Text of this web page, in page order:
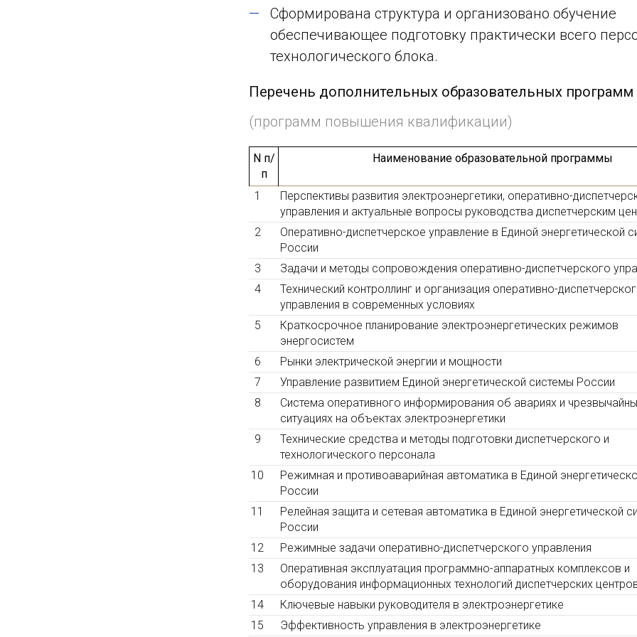
Сформирована структура и организовано обучение
обеспечивающее подготовку практически всего
технологического блока.
Перечень дополнительных образовательных программ
(программ повышения квалификации)
N п/
п
Наименование образовательной программы
1
Перспективы развития электроэнергетики, оперативно-
управления и актуальные вопросы руководства диспетчерским
2
Оперативно-диспетчерское управление в Единой энергетической
России
3
Задачи и методы сопровождения оперативно-диспетчерского
4
Технический контроллинг и организация оперативно-
управления в современных условиях
5
Краткосрочное планирование электроэнергетических режимов
энергосистем
6
Рынки электрической энергии и мощности
7
Управление развитием Единой энергетической системы России
8
Система оперативного информирования об авариях и
ситуациях на объектах электроэнергетики
9
Технические средства и методы подготовки диспетчерского и
технологического персонала
10
Режимная и противоаварийная автоматика в Единой
России
11
Релейная защита и сетевая автоматика в Единой энергетической
России
12
Режимные задачи оперативно-диспетчерского управления
13
Оперативная эксплуатация программно-аппаратных комплексов и
оборудования информационных технологий диспетчерских
14
Ключевые навыки руководителя в электроэнергетике
15
Эффективность управления в электроэнергетике